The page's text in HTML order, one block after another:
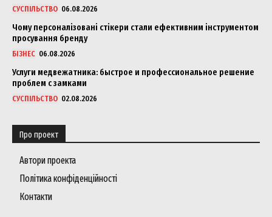
СУСПІЛЬСТВО 06.08.2026
Чому персоналізовані стікери стали ефективним інструментом
просування бренду
БІЗНЕС 06.08.2026
Услуги медвежатника: быстрое и профессиональное решение
проблем с замками
СУСПІЛЬСТВО 02.08.2026
Про проект
Автори проекта
Політика конфіденційності
Контакти